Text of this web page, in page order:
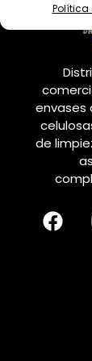
Política
envases
de